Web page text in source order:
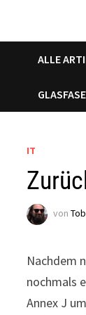
ALLE
IT
von
Nachdem
nochmals
Annex J